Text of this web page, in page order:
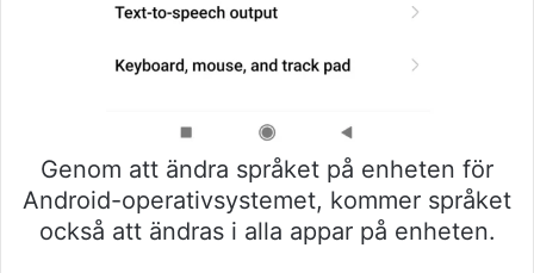
Genom att ändra språket på enheten för
Android-operativsystemet, kommer språket
också att ändras i alla appar på enheten.